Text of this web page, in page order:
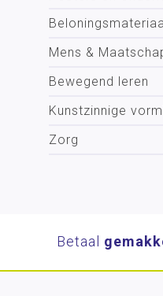
Mens &
Bewegend leren
Kunstzinnige
Zorg
Betaal